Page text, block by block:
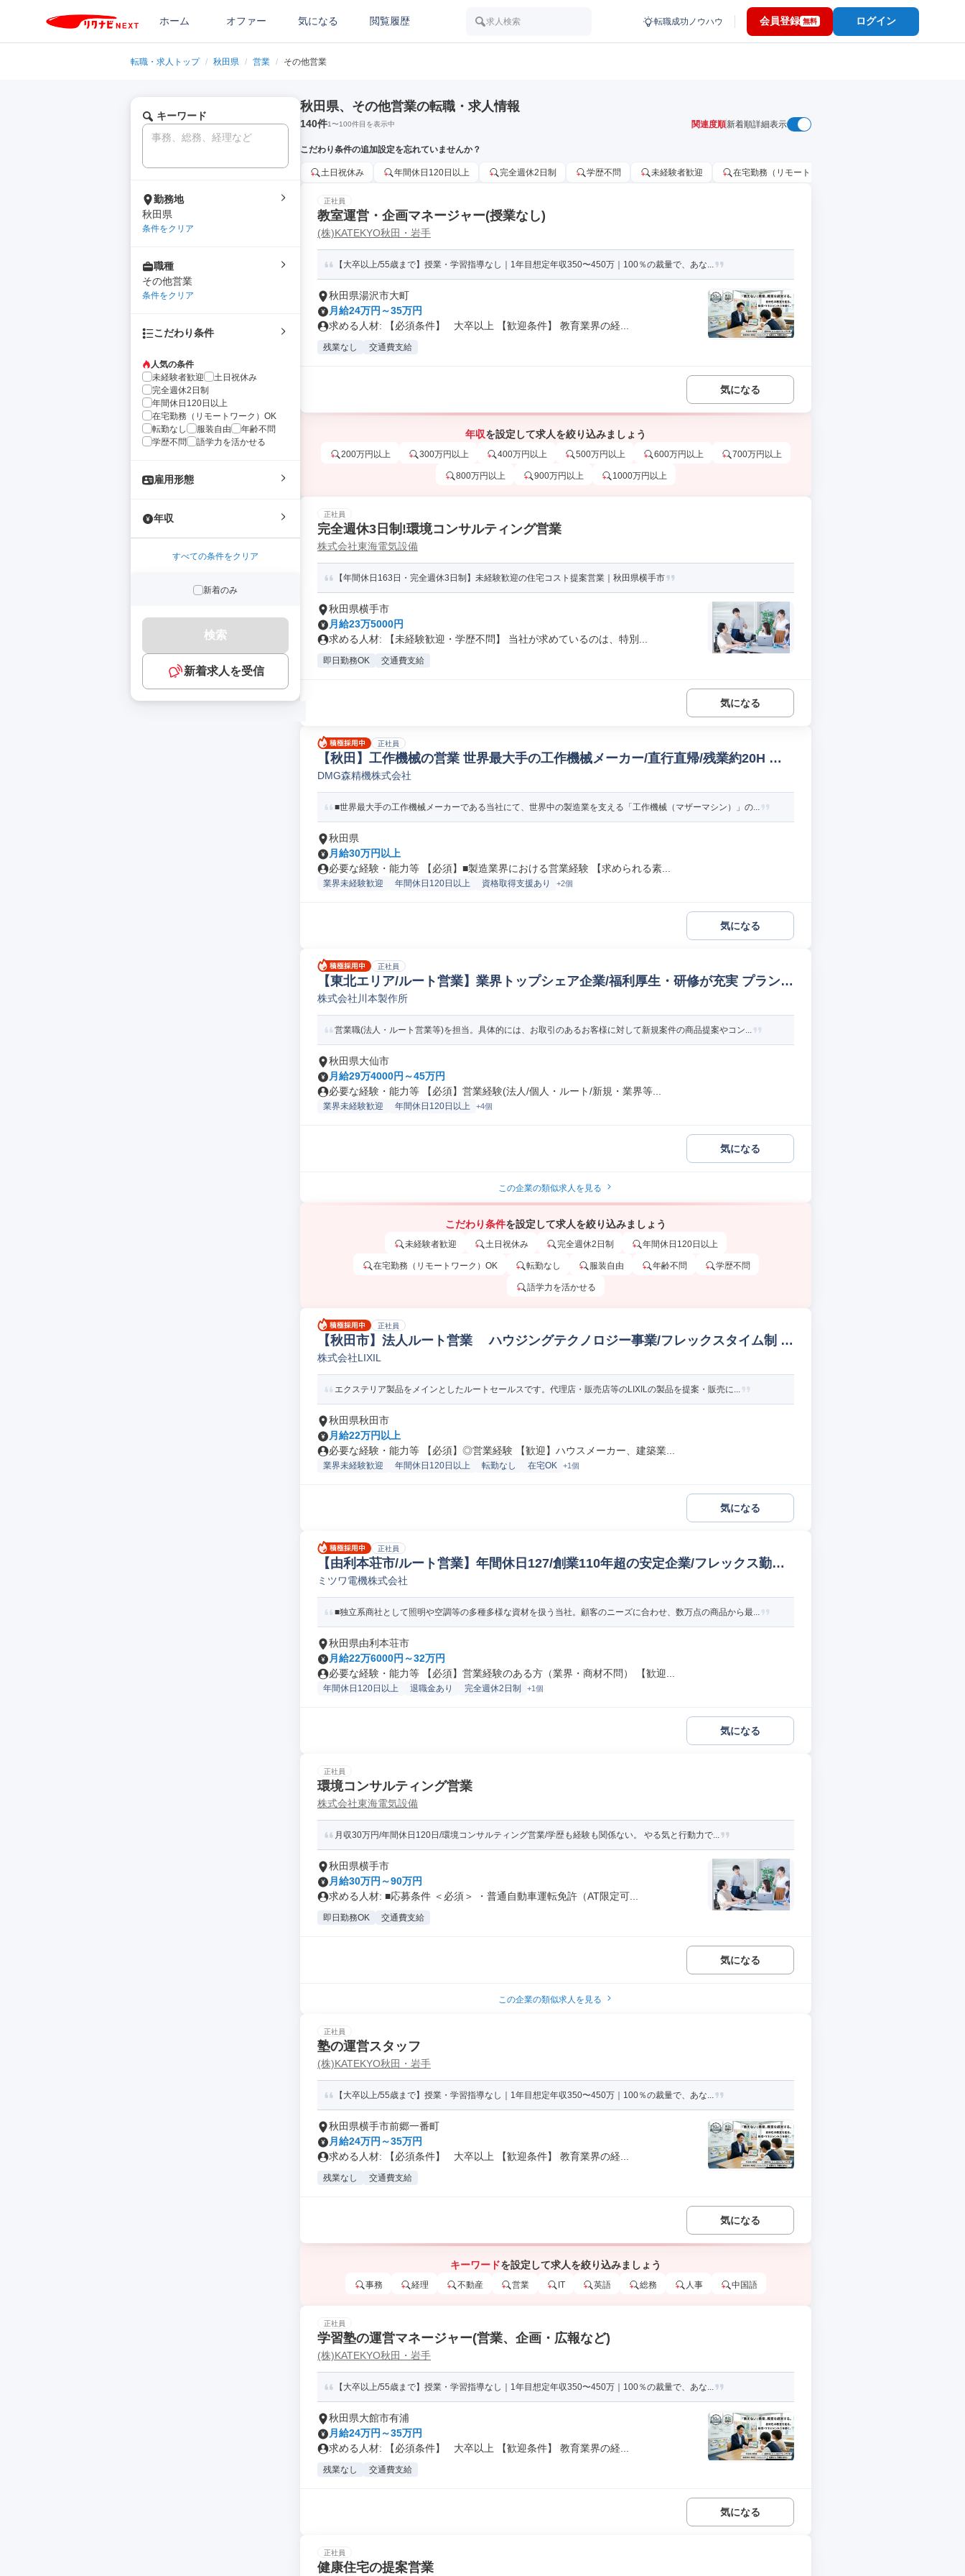
ホーム オファー 気になる 閲覧履歴 求人検索 転職成功ノウハウ 会員登録 無料 ログイン
転職・求人トップ / 秋田県 / 営業 / その他営業
キーワード
勤務地
秋田県
条件をクリア
職種
その他営業
条件をクリア
こだわり条件
人気の条件
未経験者歓迎
土日祝休み
完全週休2日制
年間休日120日以上
在宅勤務（リモートワーク）OK
転勤なし
服装自由
年齢不問
学歴不問
語学力を活かせる
雇用形態
年収
すべての条件をクリア
新着のみ
検索
新着求人を受信
秋田県、その他営業の転職・求人情報
140件1〜100件目を表示中 関連度順新着順詳細表示
こだわり条件の追加設定を忘れていませんか？
土日祝休み 年間休日120日以上 完全週休2日制 学歴不問 未経験者歓迎 在宅勤務（リモートワーク）OK
正社員
教室運営・企画マネージャー(授業なし)
(株)KATEKYO秋田・岩手
【大卒以上/55歳まで】授業・学習指導なし｜1年目想定年収350〜450万｜100％の裁量で、あな...
秋田県湯沢市大町
月給24万円～35万円
求める人材: 【必須条件】 大卒以上 【歓迎条件】 教育業界の経...
残業なし 交通費支給
気になる
年収を設定して求人を絞り込みましょう
200万円以上 300万円以上 400万円以上 500万円以上 600万円以上 700万円以上
800万円以上 900万円以上 1000万円以上
正社員
完全週休3日制!環境コンサルティング営業
株式会社東海電気設備
【年間休日163日・完全週休3日制】未経験歓迎の住宅コスト提案営業｜秋田県横手市
秋田県横手市
月給23万5000円
求める人材: 【未経験歓迎・学歴不問】 当社が求めているのは、特別...
即日勤務OK 交通費支給
気になる
正社員
【秋田】工作機械の営業 世界最大手の工作機械メーカー/直行直帰/残業約20H 機
械/電気/電子製品法人営業
DMG森精機株式会社
■世界最大手の工作機械メーカーである当社にて、世界中の製造業を支える「工作機械（マザーマシン）」の...
秋田県
月給30万円以上
必要な経験・能力等 【必須】■製造業界における営業経験 【求められる素...
業界未経験歓迎 年間休日120日以上 資格取得支援あり +2個
気になる
正社員
【東北エリア/ルート営業】業界トップシェア企業/福利厚生・研修が充実 プラント
法人営業
株式会社川本製作所
営業職(法人・ルート営業等)を担当。具体的には、お取引のあるお客様に対して新規案件の商品提案やコン...
秋田県大仙市
月給29万4000円～45万円
必要な経験・能力等 【必須】営業経験(法人/個人・ルート/新規・業界等...
業界未経験歓迎 年間休日120日以上 +4個
気になる
この企業の類似求人を見る
こだわり条件を設定して求人を絞り込みましょう
未経験者歓迎 土日祝休み 完全週休2日制 年間休日120日以上
在宅勤務（リモートワーク）OK 転勤なし 服装自由 年齢不問 学歴不問
語学力を活かせる
正社員
【秋田市】法人ルート営業 ハウジングテクノロジー事業/フレックスタイム制 建
築法人営業
株式会社LIXIL
エクステリア製品をメインとしたルートセールスです。代理店・販売店等のLIXILの製品を提案・販売に...
秋田県秋田市
月給22万円以上
必要な経験・能力等 【必須】◎営業経験 【歓迎】ハウスメーカー、建築業...
業界未経験歓迎 年間休日120日以上 転勤なし 在宅OK +1個
気になる
正社員
【由利本荘市/ルート営業】年間休日127/創業110年超の安定企業/フレックス勤務
機械/電気/電子製品法人営業
ミツワ電機株式会社
■独立系商社として照明や空調等の多種多様な資材を扱う当社。顧客のニーズに合わせ、数万点の商品から最...
秋田県由利本荘市
月給22万6000円～32万円
必要な経験・能力等 【必須】営業経験のある方（業界・商材不問） 【歓迎...
年間休日120日以上 退職金あり 完全週休2日制 +1個
気になる
正社員
環境コンサルティング営業
株式会社東海電気設備
月収30万円/年間休日120日/環境コンサルティング営業/学歴も経験も関係ない。 やる気と行動力で...
秋田県横手市
月給30万円～90万円
求める人材: ■応募条件 ＜必須＞ ・普通自動車運転免許（AT限定可...
即日勤務OK 交通費支給
気になる
この企業の類似求人を見る
正社員
塾の運営スタッフ
(株)KATEKYO秋田・岩手
【大卒以上/55歳まで】授業・学習指導なし｜1年目想定年収350〜450万｜100％の裁量で、あな...
秋田県横手市前郷一番町
月給24万円～35万円
求める人材: 【必須条件】 大卒以上 【歓迎条件】 教育業界の経...
残業なし 交通費支給
気になる
キーワードを設定して求人を絞り込みましょう
事務 経理 不動産 営業 IT 英語 総務 人事 中国語
正社員
学習塾の運営マネージャー(営業、企画・広報など)
(株)KATEKYO秋田・岩手
【大卒以上/55歳まで】授業・学習指導なし｜1年目想定年収350〜450万｜100％の裁量で、あな...
秋田県大館市有浦
月給24万円～35万円
求める人材: 【必須条件】 大卒以上 【歓迎条件】 教育業界の経...
残業なし 交通費支給
気になる
正社員
健康住宅の提案営業